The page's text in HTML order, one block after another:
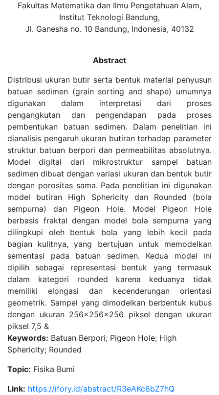
Fakultas Matematika dan Ilmu Pengetahuan Alam,
Institut Teknologi Bandung,
Jl. Ganesha no. 10 Bandung, Indonesia, 40132
Abstract
Distribusi ukuran butir serta bentuk material penyusun
batuan sedimen (grain sorting and shape) umumnya
digunakan dalam interpretasi dari proses
pengangkutan dan pengendapan pada proses
pembentukan batuan sedimen. Dalam penelitian ini
dianalisis pengaruh ukuran butiran terhadap parameter
struktur batuan berpori dan permeabilitas absolutnya.
Model digital dari mikrostruktur sampel batuan
sedimen dibuat dengan variasi ukuran dan bentuk butir
dengan porositas sama. Pada penelitian ini digunakan
model butiran High Sphericity dan Rounded (bola
sempurna) dan Pigeon Hole. Model Pigeon Hole
berbasis fraktal dengan model bola sempurna yang
dilingkupi oleh bentuk bola yang lebih kecil pada
bagian kulitnya, yang bertujuan untuk memodelkan
sementasi pada batuan sedimen. Kedua model ini
dipilih sebagai representasi bentuk yang termasuk
dalam kategori rounded karena keduanya tidak
memiliki elongasi dan kecenderungan orientasi
geometrik. Sampel yang dimodelkan berbentuk kubus
dengan ukuran 256x256x256 piksel dengan ukuran
piksel 7,5 &
Keywords: Batuan Berpori; Pigeon Hole; High
Sphericity; Rounded
Topic: Fisika Bumi
Link: https://ifory.id/abstract/R3eAKc6bZ7hQ